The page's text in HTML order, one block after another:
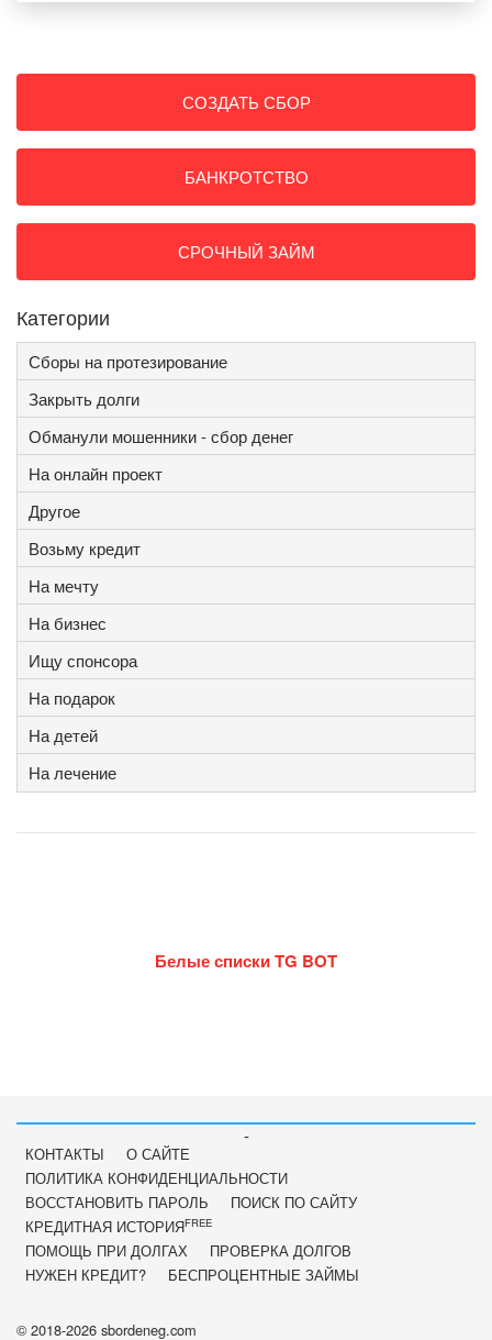
СОЗДАТЬ СБОР
БАНКРОТСТВО
СРОЧНЫЙ ЗАЙМ
Категории
Сборы на протезирование
Закрыть долги
Обманули мошенники - сбор денег
На онлайн проект
Другое
Возьму кредит
На мечту
На бизнес
Ищу спонсора
На подарок
На детей
На лечение
Белые списки TG BOT
-
КОНТАКТЫ
О САЙТЕ
ПОЛИТИКА КОНФИДЕНЦИАЛЬНОСТИ
ВОССТАНОВИТЬ ПАРОЛЬ
ПОИСК ПО САЙТУ
КРЕДИТНАЯ ИСТОРИЯFREE
ПОМОЩЬ ПРИ ДОЛГАХ
ПРОВЕРКА ДОЛГОВ
НУЖЕН КРЕДИТ?
БЕСПРОЦЕНТНЫЕ ЗАЙМЫ
© 2018-2026 sbordeneg.com